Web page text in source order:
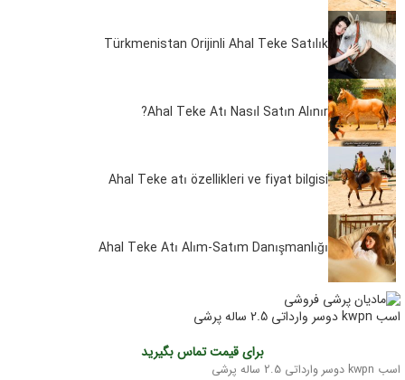
Türkmenistan Orijinli Ahal Teke Satılık
Ahal Teke Atı Nasıl Satın Alınır?
Ahal Teke atı özellikleri ve fiyat bilgisi
Ahal Teke Atı Alım-Satım Danışmanlığı
اسب kwpn دوسر وارداتی 2.5 ساله پرشی
برای قیمت تماس بگیرید
اسب kwpn دوسر وارداتی 2.5 ساله پرشی